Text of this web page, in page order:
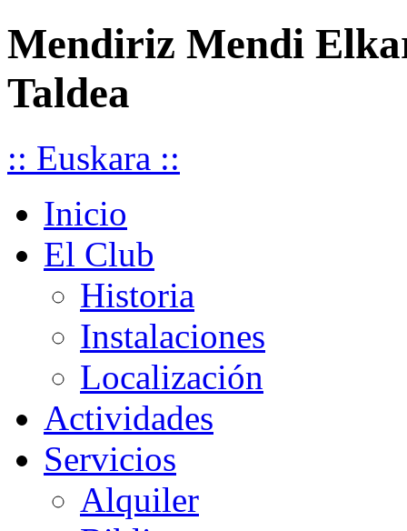
Mendiriz Mendi
Taldea
:: Euskara ::
Inicio
El Club
Historia
Instalaciones
Localización
Actividades
Servicios
Alquiler